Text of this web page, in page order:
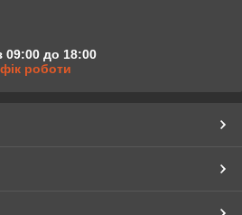
09:00 до 18:00
роботи